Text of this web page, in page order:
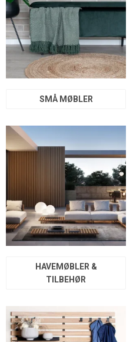
SMÅ MØBLER
HAVEMØBLER &
TILBEHØR